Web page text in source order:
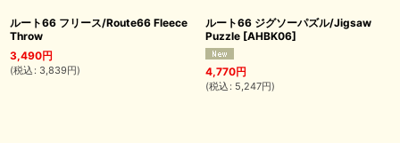
ルート66 フリース/Route66 Fleece
Throw
3,490円
(税込 : 3,839円)
ルート66 ジグソーパズル/Jigsaw
Puzzle [AHBK06]
4,770円
(税込 : 5,247円)